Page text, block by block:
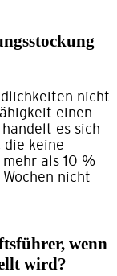
nicht
einen
es sich
die keine
als 10 %
nicht
wenn
wird?